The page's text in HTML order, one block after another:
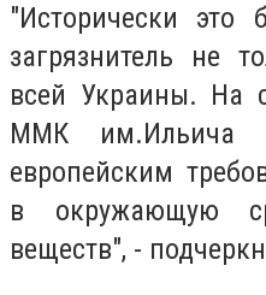
"Исторически
загрязнитель не
всей Украины. На
ММК им.Ильича
европейским
в окружающую
веществ", -